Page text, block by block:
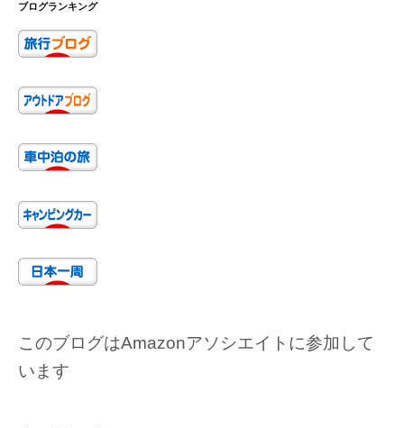
ブログランキング
このブログはAmazonアソシエイトに参加して
います